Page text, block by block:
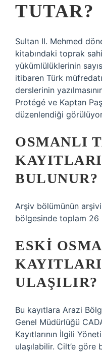
TUTAR?
Sultan II. Mehmed
kitabındaki toprak
yükümlülüklerinin
itibaren Türk
derslerinin
Protégé ve Kaptan
düzenlendiği
OSMANLI
KAYITLARI
BULUNUR?
Arşiv bölümünün
bölgesinde toplam 26
ESKI
ULAŞILIR?
Bu kayıtlara Arazi
Genel Müdürlüğü
Kayıtlarının İlgili
ulaşılabilir. Cilt’e göre